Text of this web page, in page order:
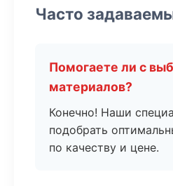
Часто
Помогаете ли с
материалов?
Конечно! Наши
подобрать
по качеству и цене.